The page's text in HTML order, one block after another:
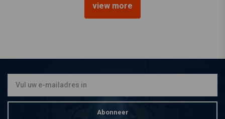
Chroom
view more
Abonneer